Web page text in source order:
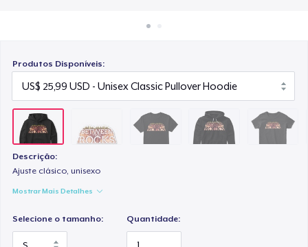
Produtos Disponíveis:
Descrição:
Ajuste clásico, unisexo
Mostrar Mais Detalhes
Selecione o tamanho: Quantidade:
US$ 17,99